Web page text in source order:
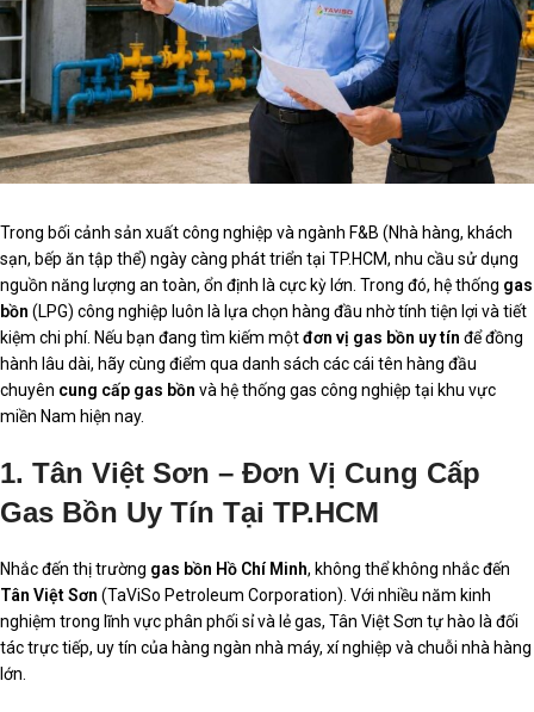
Trong bối cảnh sản xuất công nghiệp và ngành F&B (Nhà hàng, khách
sạn, bếp ăn tập thể) ngày càng phát triển tại TP.HCM, nhu cầu sử dụng
nguồn năng lượng an toàn, ổn định là cực kỳ lớn. Trong đó, hệ thống gas
bồn (LPG) công nghiệp luôn là lựa chọn hàng đầu nhờ tính tiện lợi và tiết
kiệm chi phí. Nếu bạn đang tìm kiếm mộtđơn vị gas bồn uy tín để đồng
hành lâu dài, hãy cùng điểm qua danh sách các cái tên hàng đầu
chuyên cung cấp gas bồn và hệ thống gas công nghiệp tại khu vực
miền Nam hiện nay.
1. Tân Việt Sơn – Đơn Vị Cung Cấp
Gas Bồn Uy Tín Tại TP.HCM
Nhắc đến thị trường gas bồn Hồ Chí Minh, không thể không nhắc đến
Tân Việt Sơn (TaViSo Petroleum Corporation). Với nhiều năm kinh
nghiệm trong lĩnh vực phân phối sỉ và lẻ gas, Tân Việt Sơn tự hào là đối
tác trực tiếp, uy tín của hàng ngàn nhà máy, xí nghiệp và chuỗi nhà hàng
lớn.